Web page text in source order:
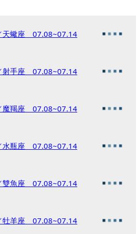
天蠍座 07.08~07.14
射手座 07.08~07.14
魔羯座 07.08~07.14
水瓶座 07.08~07.14
雙魚座 07.08~07.14
牡羊座 07.08~07.14